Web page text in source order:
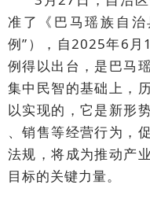
准了《巴马瑶族自
例”），自2025年6月
例得以出台，是巴马
集中民智的基础上，
以实现的，它是新形
、销售等经营行为，
法规，将成为推动产
目标的关键力量。